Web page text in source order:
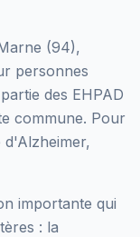
(94),
personnes
des EHPAD
commune. Pour
d'Alzheimer,
importante qui
: la